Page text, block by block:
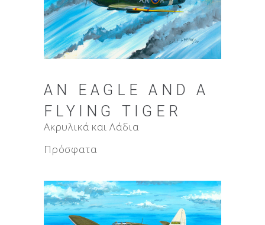
AN EAGLE AND A
FLYING TIGER
Ακρυλικά και Λάδια
Πρόσφατα